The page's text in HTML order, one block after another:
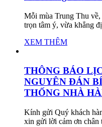
Mỗi mùa Trung Thu
trọn tâm ý, vừa khẳng
XEM THÊM
THÔNG BÁO
NGUYÊN ĐÁN
THỐNG NHÀ
Kính gửi Quý khách
xin gửi lời cảm ơn chân